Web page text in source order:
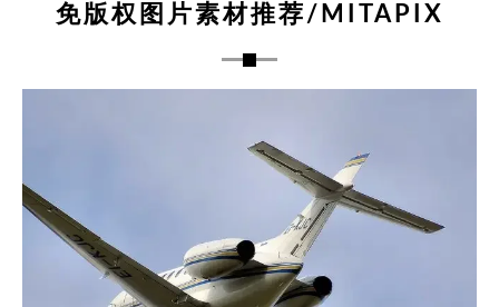
免版权图片素材推荐/MITAPIX